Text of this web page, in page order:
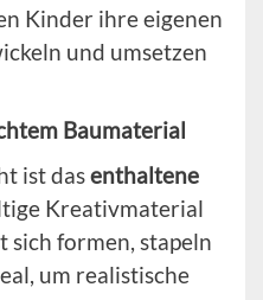
Kinder ihre eigenen
und umsetzen
Baumaterial
ist dasenthaltene
Kreativmaterial
sich formen, stapeln
um realistische